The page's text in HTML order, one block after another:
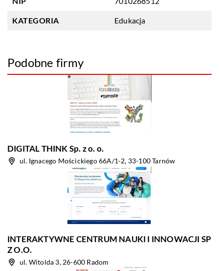
KATEGORIA Edukacja
Podobne firmy
DIGITAL THINK Sp. z o. o.
ul. Ignacego Mościckiego 66A/1-2, 33-100 Tarnów
INTERAKTYWNE CENTRUM NAUKI I INNOWACJI SP
Z O.O.
ul. Witolda 3, 26-600 Radom